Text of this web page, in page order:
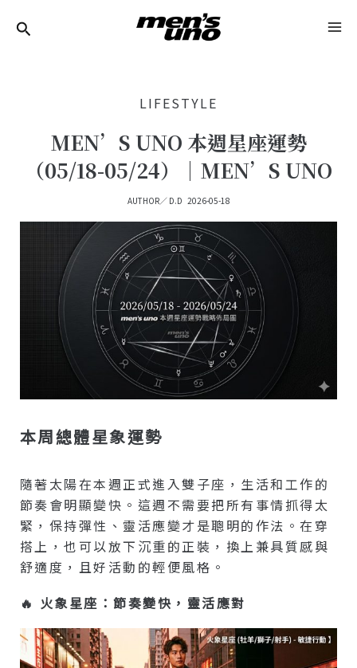
LIFESTYLE
MEN’S UNO 本週星座運勢
（05/18-05/24）｜MEN’S UNO
AUTHOR／ D.D 2026-05-18
本周總體星象運勢
隨著太陽在本週正式進入雙子座，生活和工作的
節奏會明顯變快。這週不需要把所有事情抓得太
緊，保持彈性、靈活應變才是聰明的作法。在穿
搭上，也可以放下沉重的正裝，換上兼具質感與
舒適度，且好活動的輕便風格。
🔥 火象星座：節奏變快，靈活應對
Navigation